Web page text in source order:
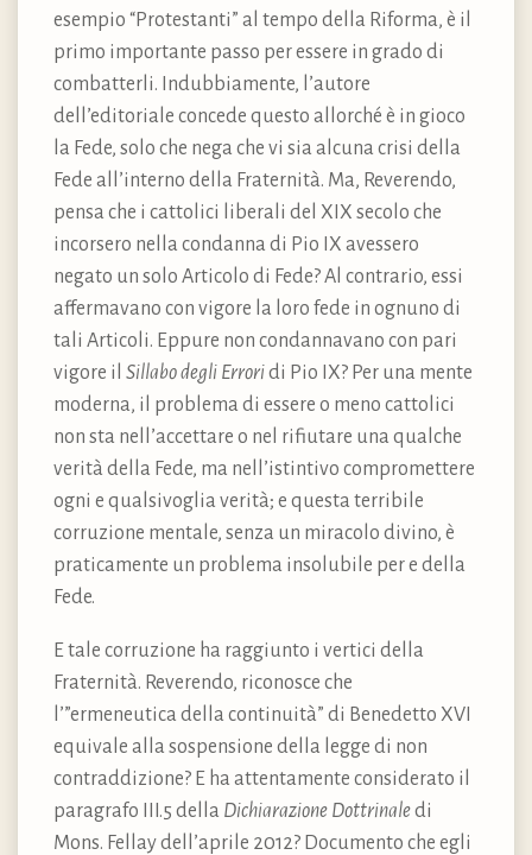
esempio “Protestanti” al tempo della Riforma, è il
primo importante passo per essere in grado di
combatterli. Indubbiamente, l’autore
dell’editoriale concede questo allorché è in gioco
la Fede, solo che nega che vi sia alcuna crisi della
Fede all’interno della Fraternità. Ma, Reverendo,
pensa che i cattolici liberali del XIX secolo che
incorsero nella condanna di Pio IX avessero
negato un solo Articolo di Fede? Al contrario, essi
affermavano con vigore la loro fede in ognuno di
tali Articoli. Eppure non condannavano con pari
vigore il Sillabo degli Erroridi Pio IX? Per una mente
moderna, il problema di essere o meno cattolici
non sta nell’accettare o nel rifiutare una qualche
verità della Fede, ma nell’istintivo compromettere
ogni e qualsivoglia verità; e questa terribile
corruzione mentale, senza un miracolo divino, è
praticamente un problema insolubile per e della
Fede.
E tale corruzione ha raggiunto i vertici della
Fraternità. Reverendo, riconosce che
l’”ermeneutica della continuità” di Benedetto XVI
equivale alla sospensione della legge di non
contraddizione? E ha attentamente considerato il
paragrafo III.5 della Dichiarazione Dottrinaledi
Mons. Fellay dell’aprile 2012? Documento che egli